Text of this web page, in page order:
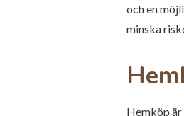
och en
minska
Hemköp